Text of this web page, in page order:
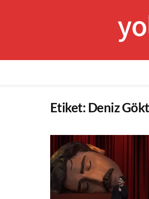
Etiket:Deniz